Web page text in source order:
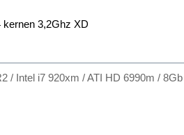
kernen 3,2Ghz XD
/ Intel i7 920xm / ATI HD 6990m /